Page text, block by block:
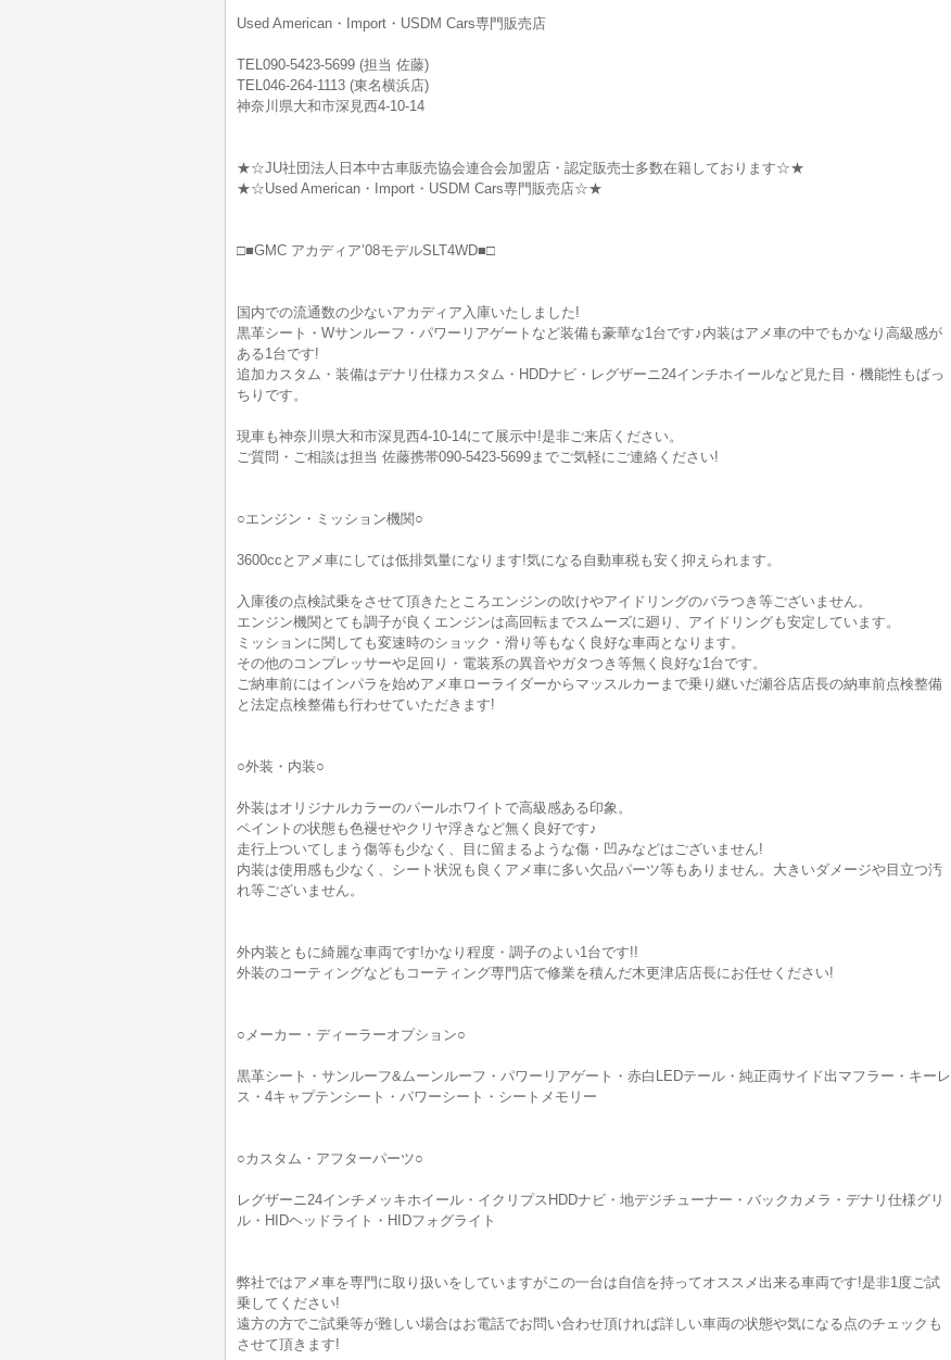
Used American・Import・USDM Cars専門販売店
TEL090-5423-5699 (担当 佐藤)
TEL046-264-1113 (東名横浜店)
神奈川県大和市深見西4-10-14
★☆JU社団法人日本中古車販売協会連合会加盟店・認定販売士多数在籍しております☆★
★☆Used American・Import・USDM Cars専門販売店☆★
□■GMC アカディア’08モデルSLT4WD■□
国内での流通数の少ないアカディア入庫いたしました!
黒革シート・Wサンルーフ・パワーリアゲートなど装備も豪華な1台です♪内装はアメ車の中でもかなり高級感が
ある1台です!
追加カスタム・装備はデナリ仕様カスタム・HDDナビ・レグザーニ24インチホイールなど見た目・機能性もばっ
ちりです。
現車も神奈川県大和市深見西4-10-14にて展示中!是非ご来店ください。
ご質問・ご相談は担当 佐藤携帯090-5423-5699までご気軽にご連絡ください!
○エンジン・ミッション機関○
3600ccとアメ車にしては低排気量になります!気になる自動車税も安く抑えられます。
入庫後の点検試乗をさせて頂きたところエンジンの吹けやアイドリングのバラつき等ございません。
エンジン機関とても調子が良くエンジンは高回転までスムーズに廻り、アイドリングも安定しています。
ミッションに関しても変速時のショック・滑り等もなく良好な車両となります。
その他のコンプレッサーや足回り・電装系の異音やガタつき等無く良好な1台です。
ご納車前にはインパラを始めアメ車ローライダーからマッスルカーまで乗り継いだ瀬谷店店長の納車前点検整備
と法定点検整備も行わせていただきます!
○外装・内装○
外装はオリジナルカラーのパールホワイトで高級感ある印象。
ペイントの状態も色褪せやクリヤ浮きなど無く良好です♪
走行上ついてしまう傷等も少なく、目に留まるような傷・凹みなどはございません!
内装は使用感も少なく、シート状況も良くアメ車に多い欠品パーツ等もありません。大きいダメージや目立つ汚
れ等ございません。
外内装ともに綺麗な車両です!かなり程度・調子のよい1台です!!
外装のコーティングなどもコーティング専門店で修業を積んだ木更津店店長にお任せください!
○メーカー・ディーラーオプション○
黒革シート・サンルーフ&ムーンルーフ・パワーリアゲート・赤白LEDテール・純正両サイド出マフラー・キーレ
ス・4キャプテンシート・パワーシート・シートメモリー
○カスタム・アフターパーツ○
レグザーニ24インチメッキホイール・イクリプスHDDナビ・地デジチューナー・バックカメラ・デナリ仕様グリ
ル・HIDヘッドライト・HIDフォグライト
弊社ではアメ車を専門に取り扱いをしていますがこの一台は自信を持ってオススメ出来る車両です!是非1度ご試
乗してください!
遠方の方でご試乗等が難しい場合はお電話でお問い合わせ頂ければ詳しい車両の状態や気になる点のチェックも
させて頂きます!